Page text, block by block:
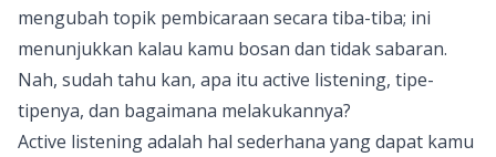
mengubah topik pembicaraan secara tiba-tiba; ini
menunjukkan kalau kamu bosan dan tidak sabaran.
Nah, sudah tahu kan, apa itu active listening, tipe-
tipenya, dan bagaimana melakukannya?
Active listening adalah hal sederhana yang dapat kamu